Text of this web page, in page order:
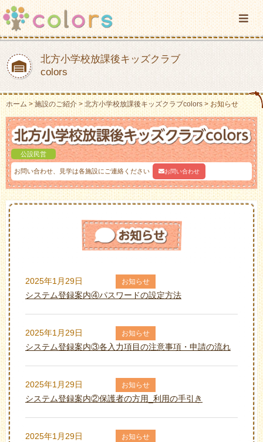
北方小学校放課後キッズクラブ
colors
ホーム 施設のご紹介 北方小学校放課後キッズクラブcolors お知らせ
公設民営
お問い合わせ、見学は各施設にご連絡ください お問い合わせ
2025年1月29日 お知らせ
システム登録案内④パスワードの設定方法
2025年1月29日 お知らせ
システム登録案内③各入力項目の注意事項・申請の流れ
2025年1月29日 お知らせ
システム登録案内②保護者の方用_利用の手引き
2025年1月29日 お知らせ